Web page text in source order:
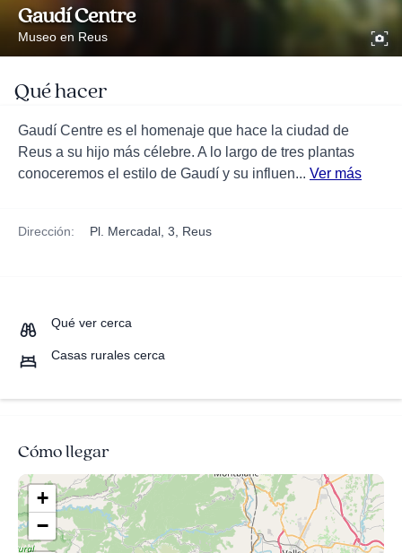
Gaudí Centre
Museo en Reus
Qué hacer
Gaudí Centre es el homenaje que hace la ciudad de
Reus a su hijo más célebre. A lo largo de tres plantas
conoceremos el estilo de Gaudí y su influen... Ver más
Dirección: Pl. Mercadal, 3, Reus
Qué ver cerca
Casas rurales cerca
Cómo llegar
+
−